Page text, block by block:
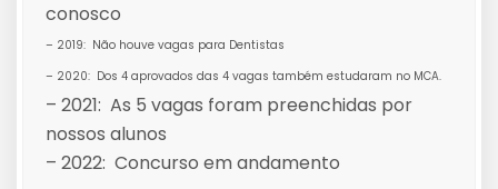
conosco
– 2019: Não houve vagas para Dentistas
– 2020: Dos 4 aprovados das 4 vagas também estudaram no MCA.
– 2021: As 5 vagas foram preenchidas por
nossos alunos
– 2022: Concurso em andamento